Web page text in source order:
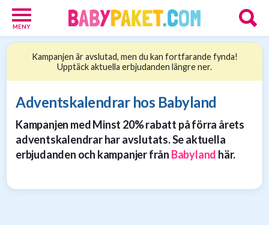
MENY
Kampanjen är avslutad, men du kan fortfarande fynda!
Upptäck aktuella erbjudanden längre ner.
Adventskalendrar hos Babyland
Kampanjen med Minst 20% rabatt på förra årets
adventskalendrar har avslutats. Se aktuella
erbjudanden och kampanjer från Babyland här.
Föräldrar
Erbjudanden
Presenttips
15
Personliga
gåvor
Nätbutiker